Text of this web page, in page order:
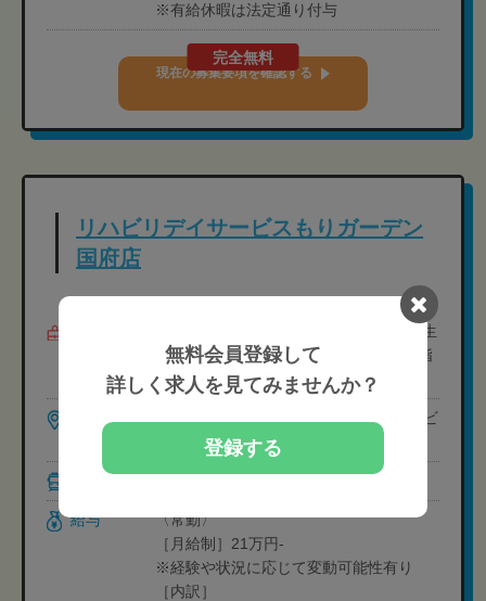
※有給休暇は法定通り付与
完全無料
現在の募集要項を確認する
リハビリデイサービスもりガーデン
国府店
柔道整復師,あん摩ﾏｯｻｰｼﾞ指圧師,国資学生
（柔道整復）,国資学生（あん摩ﾏｯｻｰｼﾞ指
圧）
徳島県徳島市国府町南岩延792-1 西陣ビ
給与
〈常勤〉
［月給制］21万円-
※経験や状況に応じて変動可能性有り
［内訳］
無料会員登録して
詳しく求人を見てみませんか？
登録する